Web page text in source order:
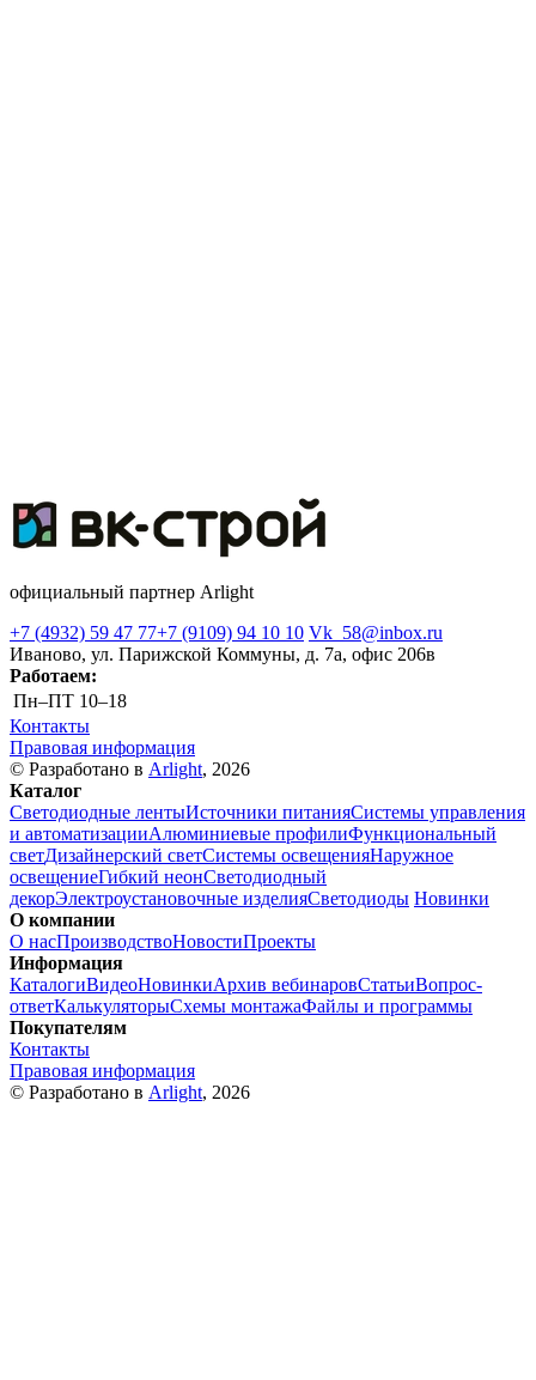
официальный партнер Arlight
+7 (4932) 59 47 77+7 (9109) 94 10 10 Vk_58@inbox.ru
Иваново, ул. Парижской Коммуны, д. 7а, офис 206в
Работаем:
Пн–ПТ 10–18
Контакты
Правовая информация
© Разработано в Arlight, 2026
Каталог
Светодиодные лентыИсточники питанияСистемы управления
и автоматизацииАлюминиевые профилиФункциональный
светДизайнерский светСистемы освещенияНаружное
освещениеГибкий неонСветодиодный
декорЭлектроустановочные изделияСветодиоды Новинки
О компании
О насПроизводствоНовостиПроекты
Информация
КаталогиВидеоНовинкиАрхив вебинаровСтатьиВопрос-
ответКалькуляторыСхемы монтажаФайлы и программы
Покупателям
Контакты
Правовая информация
© Разработано в Arlight, 2026